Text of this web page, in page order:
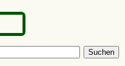
Suchen